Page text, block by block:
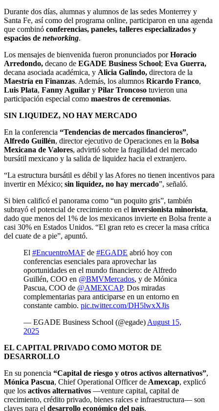
Durante dos días, alumnas y alumnos de las sedes Monterrey y
Santa Fe, así como del programa online, participaron en una agenda
que combinó conferencias, paneles, talleres especializados y
espacios de networking.
Los mensajes de bienvenida fueron pronunciados porHoracio
Arredondo, decano de EGADE Business School; Eva Guerra,
decana asociada académica, y Alicia Galindo, directora de la
Maestría en Finanzas. Además, los alumnos Ricardo Franco,
Luis Plata, Fanny Aguilar y Pilar Troncoso tuvieron una
participación especial como maestros de ceremonias.
SIN LIQUIDEZ, NO HAY MERCADO
En la conferencia “Tendencias de mercados financieros”,
Alfredo Guillén, director ejecutivo de Operaciones en la Bolsa
Mexicana de Valores, advirtió sobre la fragilidad del mercado
bursátil mexicano y la salida de liquidez hacia el extranjero.
“La estructura bursátil es débil y las Afores no tienen incentivos para
invertir en México; sin liquidez, no hay mercado”, señaló.
Si bien calificó el panorama como “un poquito gris”, también
subrayó el potencial de crecimiento en el inversionista minorista,
dado que menos del 1% de los mexicanos invierte en Bolsa frente a
casi 30% en Estados Unidos. “El gran reto es crecer la masa crítica
del cuate de a pie”, apuntó.
El #EncuentroMAF de #EGADE abrió hoy con
conferencias esenciales para aprovechar las
oportunidades en el mundo financiero: de Alfredo
Guillén, COO en @BMVMercados, y de Mónica
Pascua, COO de @AMEXCAP. Dos miradas
complementarias para anticiparse en un entorno en
constante cambio. pic.twitter.com/DH5lwxXJis
— EGADE Business School (@egade)August 15,
2025
EL CAPITAL PRIVADO COMO MOTOR DE
DESARROLLO
En su ponencia “Capital de riesgo y otros activos alternativos”,
Mónica Pascua, Chief Operational Officer deAmexcap, explicó
que los activos alternativos —venture capital, capital de
crecimiento, crédito privado, bienes raíces e infraestructura— son
claves para el desarrollo económico del país.